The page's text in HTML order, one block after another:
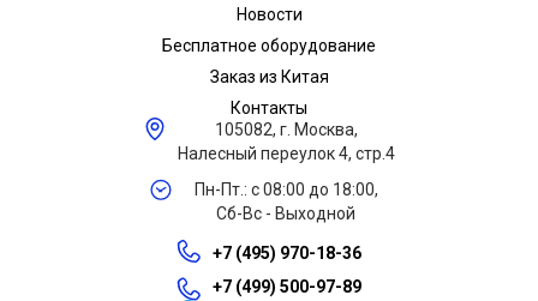
Новости
Бесплатное оборудование
Заказ из Китая
Контакты
105082, г. Москва,
Налесный переулок 4, стр.4
Пн-Пт.: с 08:00 до 18:00,
Сб-Вс - Выходной
+7 (495) 970-18-36
+7 (499) 500-97-89